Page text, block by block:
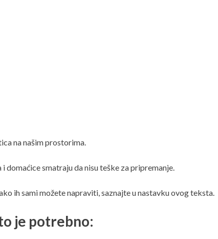
na našim prostorima.
domaćice smatraju da nisu teške za pripremanje.
ih sami možete napraviti, saznajte u nastavku ovog teksta.
je potrebno: